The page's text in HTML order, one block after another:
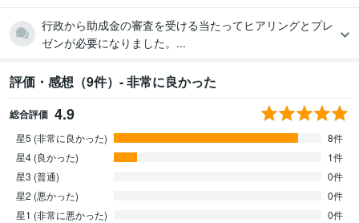
行政から助成金の審査を受ける当たってヒアリングとプレ
ゼンが必要になりました。...
評価・感想（9件）- 非常に良かった
総合評価 4.9
星5 (非常に良かった)
8件
星4 (良かった)
1件
星3 (普通)
0件
星2 (悪かった)
0件
星1 (非常に悪かった)
0件